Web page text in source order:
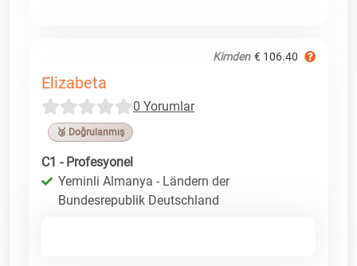
Kimden € 106.40
Elizabeta
0 Yorumlar
🥉 Doğrulanmış
C1 - Profesyonel
Yeminli Almanya - Ländern der
Bundesrepublik Deutschland